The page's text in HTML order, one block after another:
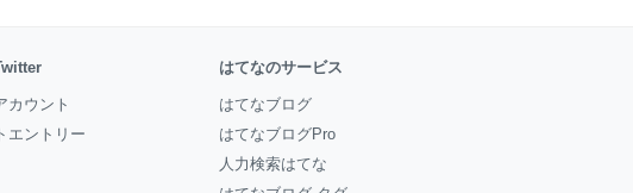
カウント
エントリー
はてなのサービス
はてなブログ
はてなブログPro
人力検索はてな